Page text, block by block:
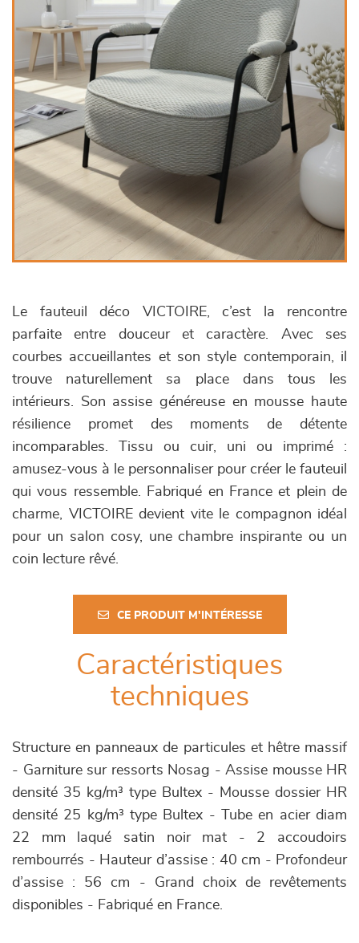
décoration
Le fauteuil déco VICTOIRE, c’est la rencontre
parfaite entre douceur et caractère. Avec ses
courbes accueillantes et son style contemporain, il
trouve naturellement sa place dans tous les
intérieurs. Son assise généreuse en mousse haute
résilience promet des moments de détente
incomparables. Tissu ou cuir, uni ou imprimé :
amusez-vous à le personnaliser pour créer le fauteuil
qui vous ressemble. Fabriqué en France et plein de
charme, VICTOIRE devient vite le compagnon idéal
pour un salon cosy, une chambre inspirante ou un
coin lecture rêvé.
CE PRODUIT M'INTÉRESSE
Caractéristiques
techniques
Structure en panneaux de particules et hêtre massif
- Garniture sur ressorts Nosag - Assise mousse HR
densité 35 kg/m³ type Bultex - Mousse dossier HR
densité 25 kg/m³ type Bultex - Tube en acier diam
22 mm laqué satin noir mat - 2 accoudoirs
rembourrés - Hauteur d’assise : 40 cm - Profondeur
d’assise : 56 cm - Grand choix de revêtements
disponibles - Fabriqué en France.